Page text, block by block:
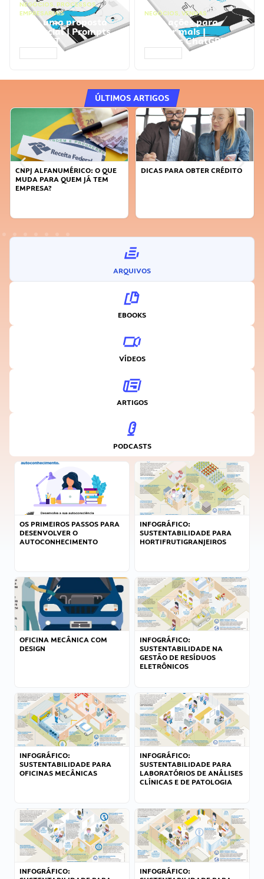
NEGÓCIOS, PROCESSOS
EMPRESARIAIS
Faça uma proposta
comercial | Prompts
ChatGPT
NEGÓCIOS, VENDAS
Faça ações para
vender mais |
Prompts ChatGPT
ÚLTIMOS ARTIGOS
DICAS PARA OBTER CRÉDITO
FAÇA A DIFERENÇA: SEJA
ARQUIVOS
EBOOKS
VÍDEOS
ARTIGOS
PODCASTS
OS PRIMEIROS PASSOS PARA
DESENVOLVER O
AUTOCONHECIMENTO
INFOGRÁFICO:
SUSTENTABILIDADE PARA
HORTIFRUTIGRANJEIROS
OFICINA MECÂNICA COM
DESIGN
INFOGRÁFICO:
SUSTENTABILIDADE NA
GESTÃO DE RESÍDUOS
ELETRÔNICOS
INFOGRÁFICO:
SUSTENTABILIDADE PARA
OFICINAS MECÂNICAS
INFOGRÁFICO:
SUSTENTABILIDADE PARA
LABORATÓRIOS DE ANÁLISES
CLÍNICAS E DE PATOLOGIA
INFOGRÁFICO:
INFOGRÁFICO: